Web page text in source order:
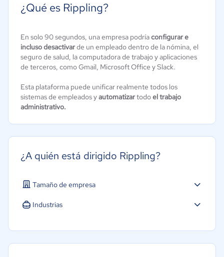
¿Qué es Rippling?
En solo 90 segundos, una empresa podríaconfigurar e
incluso desactivarde un empleado dentro de la nómina, el
seguro de salud, la computadora de trabajo y aplicaciones
de terceros, como Gmail, Microsoft Office y Slack.
Esta plataforma puede unificar realmente todos los
sistemas de empleados yautomatizartodoel trabajo
administrativo.
¿A quién está dirigido Rippling?
Tamaño de empresa
Industrias